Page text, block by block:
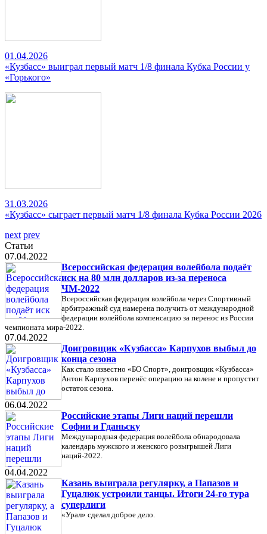
01.04.2026
«Кузбасс» выиграл первый матч 1/8 финала Кубка России у
«Горького»
31.03.2026
«Кузбасс» сыграет первый матч 1/8 финала Кубка России 2026
next prev
Статьи
07.04.2022
Всероссийская федерация волейбола подаёт
иск на 80 млн долларов из-за переноса
ЧМ-2022
Всероссийская федерация волейбола через Спортивный
арбитражный суд намерена получить от международной
федерации волейбола компенсацию за перенос из России
чемпионата мира-2022.
07.04.2022
Доигровщик «Кузбасса» Карпухов выбыл до
конца сезона
Как стало известно «БО Спорт», доигровщик «Кузбасса»
Антон Карпухов перенёс операцию на колене и пропустит
остаток сезона.
06.04.2022
Российские этапы Лиги наций перешли
Софии и Гданьску
Международная федерация волейбола обнародовала
календарь мужского и женского розыгрышей Лиги
наций-2022.
04.04.2022
Казань выиграла регулярку, а Папазов и
Гуцалюк устроили танцы. Итоги 24-го тура
суперлиги
«Урал» сделал доброе дело.